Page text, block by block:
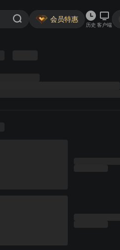
会员特惠
历史 客户端